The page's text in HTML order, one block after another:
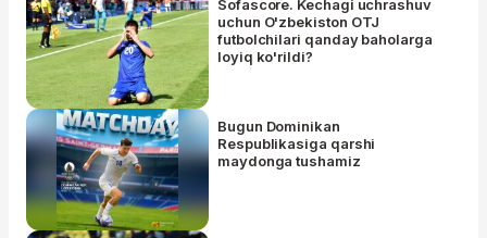
Sofascore. Kechagi uchrashuv
uchun O'zbekiston OTJ
futbolchilari qanday baholarga
loyiq ko'rildi?
Bugun Dominikan
Respublikasiga qarshi
maydonga tushamiz